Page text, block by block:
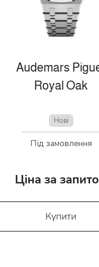
Audemars
Royal Oak
Нові
Під замовлення
Ціна за
Купити